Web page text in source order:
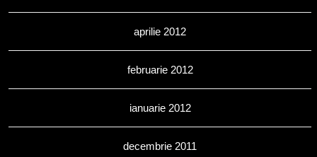
aprilie 2012
februarie 2012
ianuarie 2012
decembrie 2011